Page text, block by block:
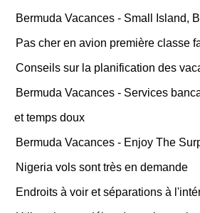
Bermuda Vacances - Small Island,
Pas cher en avion première classe
Conseils sur la planification des
Bermuda Vacances - Services
et temps doux
Bermuda Vacances - Enjoy The
Nigeria vols sont très en demande
Endroits à voir et séparations à